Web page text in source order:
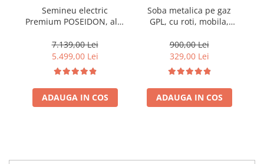
Semineu electric
Premium POSEIDON, alb,
:700*2000*330 mm, efect
3D, telecomanda
7.139,00 Lei
5.499,00 Lei
ADAUGA IN COS
Soba metalica pe gaz
GPL, cu roti, mobila,
putere, negru
900,00 Lei
329,00 Lei
ADAUGA IN COS